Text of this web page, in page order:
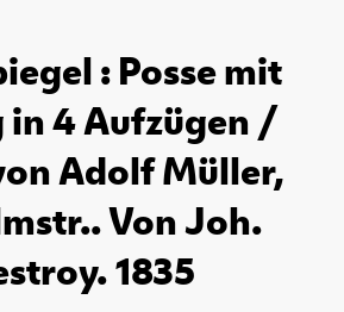
: Posse mit
in 4 Aufzügen /
Adolf Müller,
Von Joh.
1835